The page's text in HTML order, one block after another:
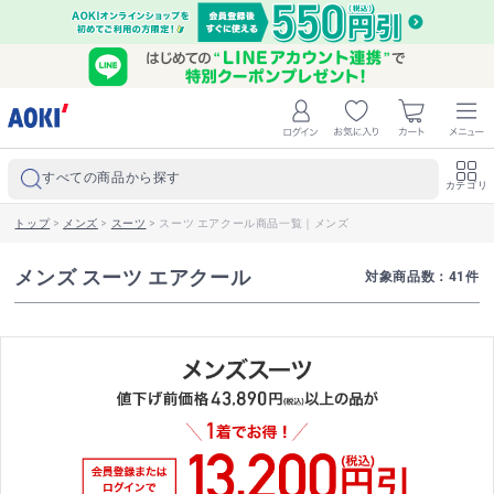
すべての商品から探す カテゴリ
トップ> メンズ > スーツ > スーツ エアクール商品一覧｜メンズ
メンズ スーツ エアクール 対象商品数： 41 件